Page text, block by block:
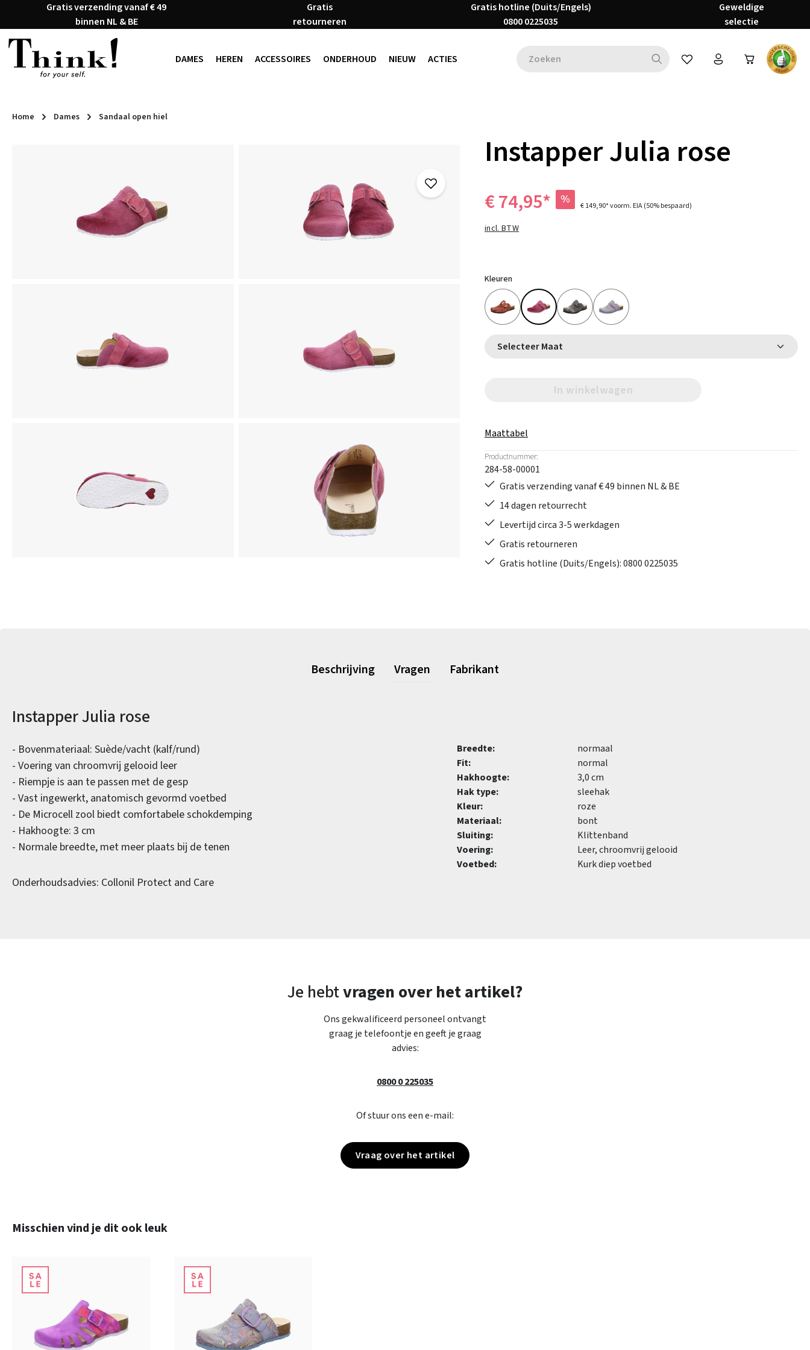
de hoofdinhoud
Ga naar de zoekopdracht
Ga naar de hoofdnavigatie
Gratis verzending vanaf € 49
binnen NL & BE
Gratis
retourneren
Gratis hotline (Duits/Engels)
0800 0225035
Geweldige
selectie
DAMES HEREN ACCESSOIRES ONDERHOUD NIEUW ACTIES Je hebt 0 items op je
Home Dames Sandaal open hiel
Instapper Julia rose
€ 74,95* % € 149,90*voorm. EIA(50% bespaard)
incl. BTW
Kleuren
Selecteer Maat
In winkelwagen
Maattabel
Productnummer:
284-58-00001
Gratis verzending vanaf € 49 binnen NL & BE
14 dagen retourrecht
Levertijd circa 3-5 werkdagen
Gratis retourneren
Gratis hotline (Duits/Engels): 0800 0225035
Beschrijving Vragen Fabrikant
Productinformatie
Instapper Julia rose
- Bovenmateriaal: Suède/vacht (kalf/rund)
- Voering van chroomvrij gelooid leer
- Riempje is aan te passen met de gesp
- Vast ingewerkt, anatomisch gevormd voetbed
- De Microcell zool biedt comfortabele schokdemping
- Hakhoogte: 3 cm
- Normale breedte, met meer plaats bij de tenen
Onderhoudsadvies: Collonil Protect and Care
Breedte:
normaal
Fit:
normal
Hakhoogte:
3,0 cm
Hak type:
sleehak
Kleur:
roze
Materiaal:
bont
Sluiting:
Klittenband
Voering:
Leer, chroomvrij gelooid
Voetbed:
Kurk diep voetbed
Je hebtvragen over het artikel?
Ons gekwalificeerd personeel ontvangt
graag je telefoontje en geeft je graag
advies:
0800 0 225035
Of stuur ons een e-mail:
Vraag over het artikel
Productgalerij overslaan
Misschien vind je dit ook leuk